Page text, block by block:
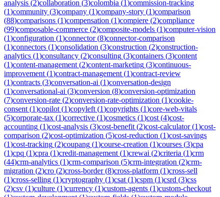
analysis (2)collaboration (3)colombia (1)commission-tracking
(1)community (3)company (1)company-story (1)comparison
(88)comparisons (1)compensation (1)compiere (2)compliance
(99)composable-commerce (2)composite-models (1)computer-vision
(1)configuration (1)connector(8)connector-comparison
(1)connectors (1)consolidation (3)construction (2)construction-
analytics (1)consultancy (2)consulting (3)containers (3)content
(1)content-management (2)content-marketing (3)continuous-
improvement (1)contract-management (1)contract-review
(1)contracts (3)conversation-ai (1)conversation-design
(1)conversational-ai (3)conversion (8)conversion-optimization
(7)conversion-rate (2)conversion-rate-optimization (1)cookie-
consent (1)copilot (1)copyleft (1)copyrights (1)core-web-vitals
(5)corporate-tax (1)corrective (1)cosmetics (1)cost (4)cost-
accounting (1)cost-analysis (3)cost-benefit (2)cost-calculator(1)cost-
comparison (2)cost-optimization (5)cost-reduction (1)cost-savings
(1)cost-tracking (2)coupang (1)course-creation (1)courses (3)cpa
(1)cpq (1)cpra (1)credit-management (1)crewai (2)criteria (1)crm
(44)crm-analytics (1)crm-comparison (5)crm-integration (2)crm-
migration (2)cro (2)cross-border(8)cross-platform (1)cross-sell
(1)cross-selling (1)cryptography (1)csat (1)cspm (1)csrd (3)css
(2)csv (1)culture (1)currency (1)custom-agents (1)custom-checkout